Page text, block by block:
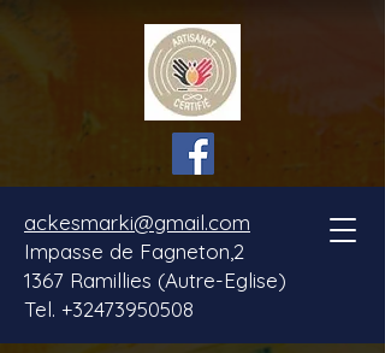
ackesmarki@gmail.com
Impasse de Fagneton,2
1367 Ramillies (Autre-Eglise)
Tel. +32473950508